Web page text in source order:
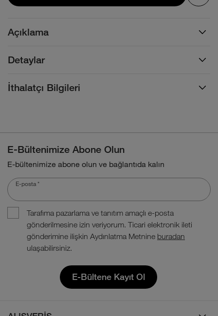
Açıklama
Detaylar
İthalatçı Bilgileri
E-Bültenimize Abone Olun
E-bültenimize abone olun ve bağlantıda kalın
E-posta *
Tarafıma pazarlama ve tanıtım amaçlı e-posta
gönderilmesine izin veriyorum. Ticari elektronik ileti
gönderimine ilişkin Aydınlatma Metnine buradan
ulaşabilirsiniz.
E-Bültene Kayıt Ol